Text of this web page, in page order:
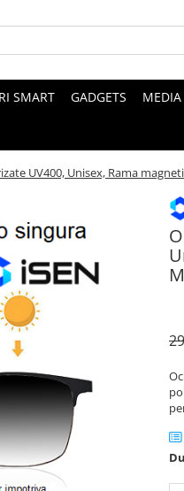
SMART GADGETS
UV400, Unisex, Rama